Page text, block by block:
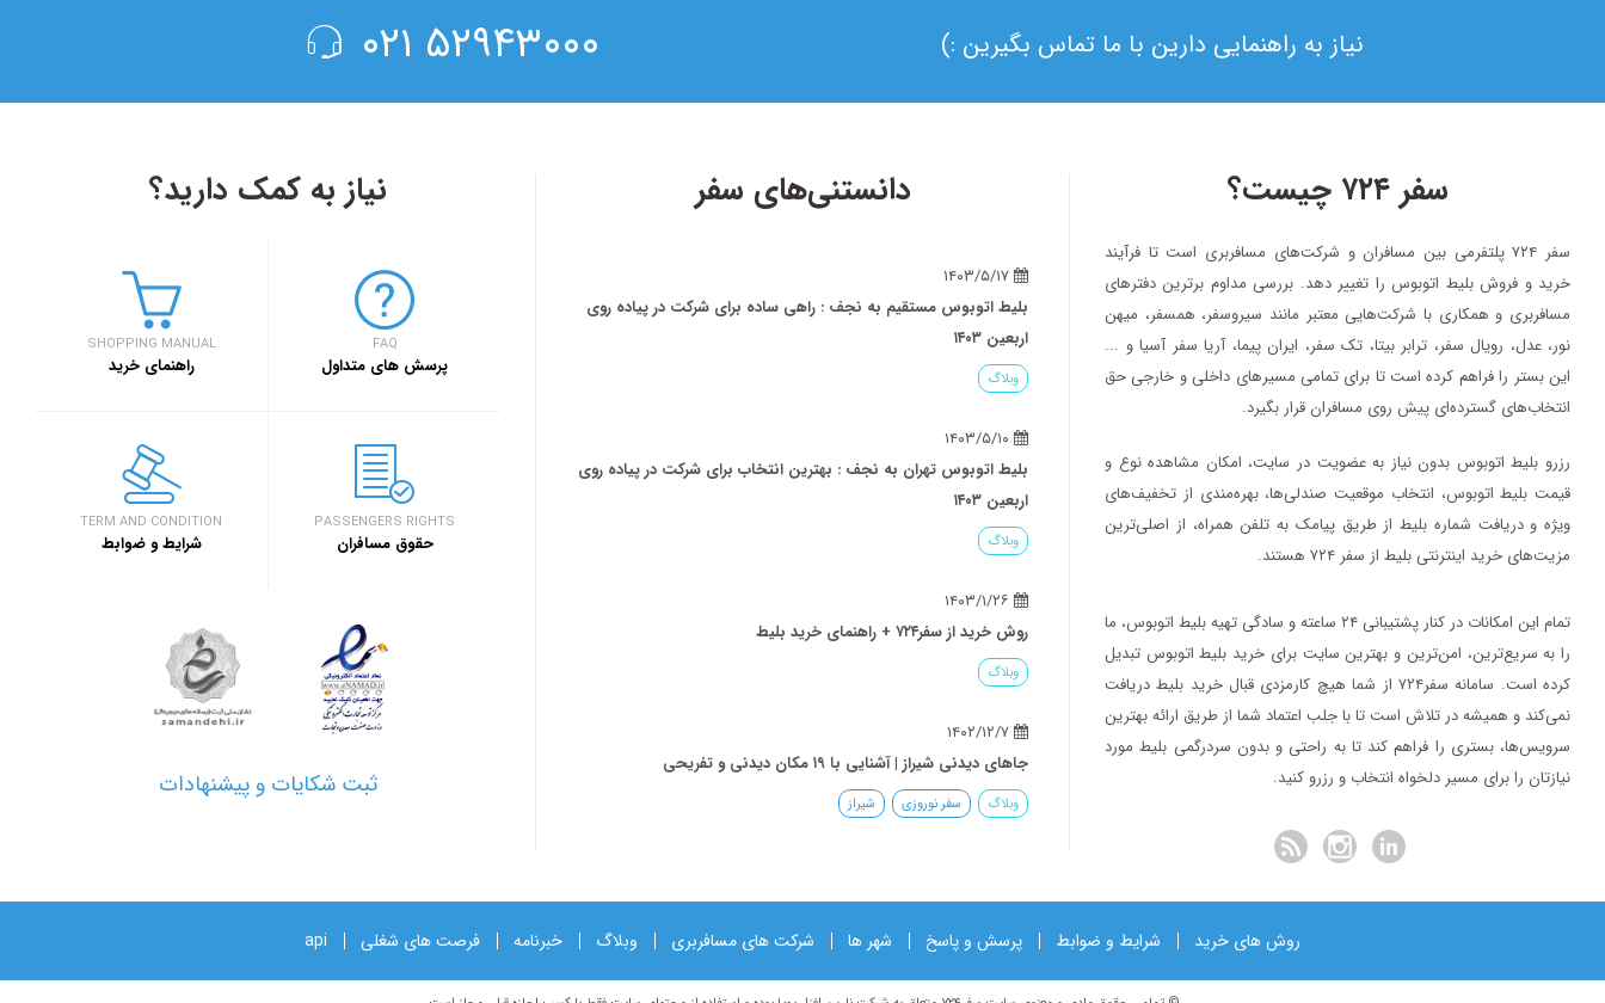
نیاز به راهنمایی دارین با ما تماس بگیرین :) ۵۲۹۴۳۰۰۰ ۰۲۱
سفر ۷۲۴ چیست؟
سفر ۷۲۴ پلتفرمی بین مسافران و شرکت‌های مسافربری است تا فرآیند
خرید و فروش بلیط اتوبوس را تغییر دهد. بررسی مداوم برترین دفترهای
مسافربری و همکاری با شرکت‌هایی معتبر مانند سیروسفر، همسفر، میهن‌
نور، عدل، رویال سفر، ترابر بیتا، تک سفر، ایران پیما، آریا سفر آسیا و ...
این بستر را فراهم کرده است تا برای تمامی مسیرهای داخلی و خارجی حق
انتخاب‌های گسترده‌ای پیش روی مسافران قرار بگیرد.
رزرو بلیط اتوبوس بدون نیاز به عضویت در سایت، امکان مشاهده نوع و
قیمت بلیط اتوبوس، انتخاب موقعیت صندلی‌ها، بهره‌مندی از تخفیف‌های
ویژه و دریافت شماره‌ بلیط از طریق پیامک به تلفن همراه، از اصلی‌ترین
مزیت‌های خرید اینترنتی بلیط از سفر ۷۲۴ هستند.
تمام این امکانات در کنار پشتیبانی‌ ۲۴ ساعته و سادگی تهیه بلیط اتوبوس، ما
را به سریع‌ترین، امن‌ترین و بهترین سایت برای خرید بلیط اتوبوس تبدیل
کرده است. سامانه سفر۷۲۴ از شما هیچ کارمزدی قبال خرید بلیط دریافت
نمی‌کند و همیشه در تلاش است تا با جلب اعتماد شما از طریق ارائه بهترین
سرویس‌ها، بستری را فراهم کند تا به راحتی و بدون سردرگمی بلیط مورد
نیازتان را برای مسیر دلخواه انتخاب و رزرو کنید.
دانستنی‌های سفر
حضور سفر۷۲۴ در دومین رویداد بهار کارآفرینان استارتاپی تبریز
سفر۷۲۴ خبر
۱۳۹۷/۹/۱
اصفهان برگزار خواهد شد.
۱۳۹۷/۱/۲۶
نحوه دریافت ارز مسافرتی از بانک‌ها
خبر
۱۴۰۳/۵/۱۷
بلیط اتوبوس مستقیم به نجف : راهی ساده برای شرکت در پیاده روی
اربعین ۱۴۰۳
وبلاگ
۱۴۰۳/۵/۱۰
بلیط اتوبوس تهران به نجف : بهترین انتخاب برای شرکت در پیاده روی
اربعین ۱۴۰۳
وبلاگ
۱۴۰۳/۱/۲۶
روش خرید از سفر۷۲۴ + راهنمای خرید بلیط
وبلاگ
۱۴۰۲/۱۲/۷
جاهای دیدنی شیراز | آشنایی با ۱۹ مکان دیدنی و تفریحی
وبلاگ سفر نوروزی شیراز
سفر۷۲۴
نیاز به کمک دارید؟
SHOPPING MANUAL
راهنمای خرید
FAQ
پرسش های متداول
TERM AND CONDITION
شرایط و ضوابط
PASSENGERS RIGHTS
حقوق مسافران
ثبت شکایات و پیشنهادات
روش های خرید شرایط و ضوابط پرسش و پاسخ شهر ها شرکت های مسافربری وبلاگ خبرنامه فرصت های شغلی api